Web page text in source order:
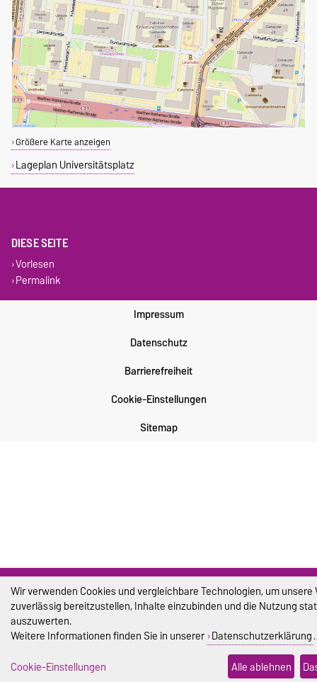
Größere Karte anzeigen
Lageplan Universitätsplatz
DIESE SEITE
Vorlesen
Permalink
Impressum
Datenschutz
Barrierefreiheit
Cookie-Einstellungen
Sitemap
Wir verwenden Cookies und vergleichbare Technologien, um unsere
zuverlässig bereitzustellen, Inhalte einzubinden und die Nutzung
auszuwerten.
Weitere Informationen finden Sie in unserer Datenschutzerklärung.
Cookie-Einstellungen
Alle ablehnen